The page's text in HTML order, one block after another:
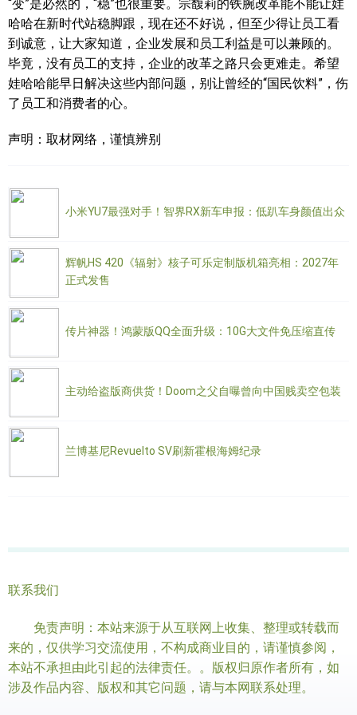
“变”是必然的，“稳”也很重要。宗馥莉的铁腕改革能不能让娃
哈哈在新时代站稳脚跟，现在还不好说，但至少得让员工看
到诚意，让大家知道，企业发展和员工利益是可以兼顾的。
毕竟，没有员工的支持，企业的改革之路只会更难走。希望
娃哈哈能早日解决这些内部问题，别让曾经的“国民饮料”，伤
了员工和消费者的心。
声明：取材网络，谨慎辨别
小米YU7最强对手！智界RX新车申报：低趴车身颜值出众
辉帆HS 420《辐射》核子可乐定制版机箱亮相：2027年
正式发售
传片神器！鸿蒙版QQ全面升级：10G大文件免压缩直传
主动给盗版商供货！Doom之父自曝曾向中国贱卖空包装
兰博基尼Revuelto SV刷新霍根海姆纪录
联系我们
免责声明：本站来源于从互联网上收集、整理或转载而
来的，仅供学习交流使用，不构成商业目的，请谨慎参阅，
本站不承担由此引起的法律责任。。版权归原作者所有，如
涉及作品内容、版权和其它问题，请与本网联系处理。